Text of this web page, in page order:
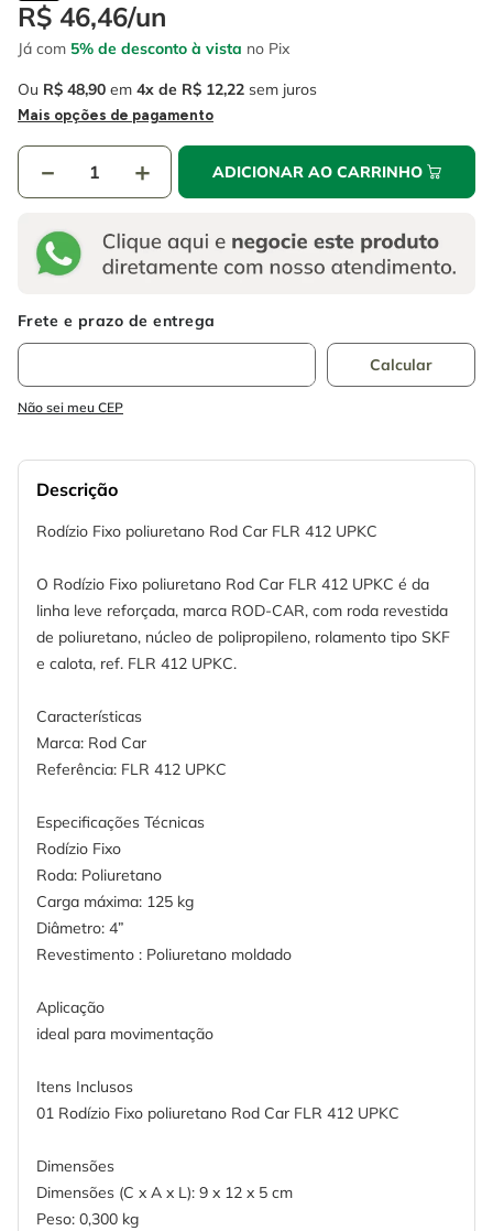
R$ 46,46/un
Já com 5% de desconto à vista no Pix
Ou R$ 48,90 em 4 R$ 12,22 sem juros
Mais opções de pagamento
＋
－ ADICIONAR AO CARRINHO
Não sei meu CEP
Descrição
Rodízio Fixo poliuretano Rod Car FLR 412 UPKC
O Rodízio Fixo poliuretano Rod Car FLR 412 UPKC é da
linha leve reforçada, marca ROD-CAR, com roda revestida
de poliuretano, núcleo de polipropileno, rolamento tipo SKF
e calota, ref. FLR 412 UPKC.
Características
Marca: Rod Car
Referência: FLR 412 UPKC
Especificações Técnicas
Rodízio Fixo
Roda: Poliuretano
Carga máxima: 125 kg
Diâmetro: 4”
Revestimento : Poliuretano moldado
Aplicação
ideal para movimentação
Itens Inclusos
01 Rodízio Fixo poliuretano Rod Car FLR 412 UPKC
Dimensões
Dimensões (C x A x L): 9 x 12 x 5 cm
Peso: 0,300 kg
6 fio
7º chave impacto
8º disco corte
serra copo
º escada
º serra circular
º fio
disco corte
serra copo